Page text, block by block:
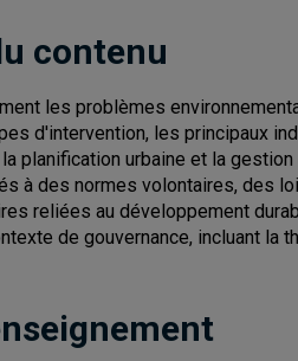
contenu
les problèmes
d'intervention, les principaux
planification urbaine et la
à des normes volontaires, des
reliées au développement
de gouvernance, incluant la